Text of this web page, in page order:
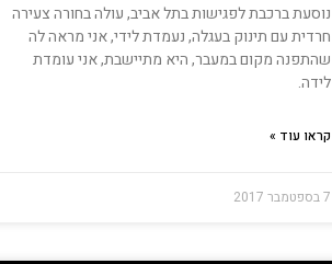
נוסעת ברכבת לפגישות בתל אביב, עולה בחורה צעירה
חרדית עם תינוק בעגלה, נעמדת לידי, אני מראה לה
שהתפנה מקום במעבר, היא מתיישבת, אני עומדת
לידה.
קראו עוד »
7 בספטמבר 2017